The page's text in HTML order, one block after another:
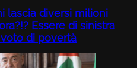
lascia diversi milioni
Essere di sinistra
di povertà